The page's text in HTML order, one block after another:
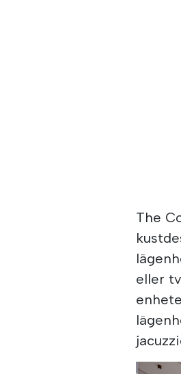
The
eller